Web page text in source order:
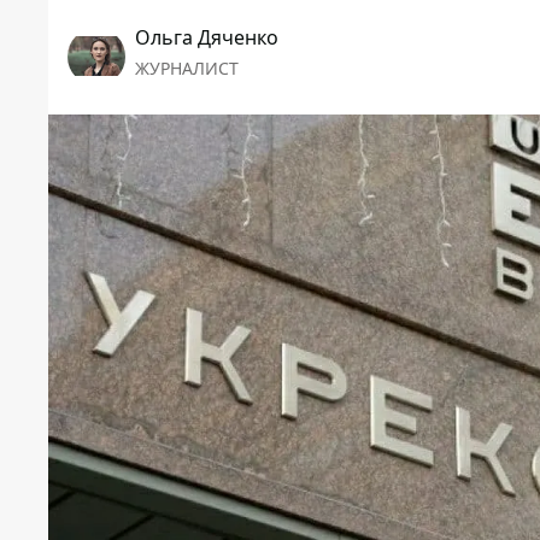
Ольга Дяченко
ЖУРНАЛИСТ